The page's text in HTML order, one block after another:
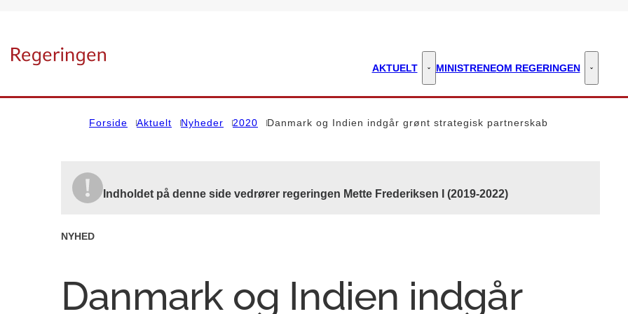
AKTUELT Aktuelt - Flere links
MINISTRENEOM REGERINGEN Om
Forside Aktuelt Nyheder 2020 Danmark og Indien indgår grønt strategisk partnerskab
Indholdet på denne side vedrører regeringen Mette Frederiksen I (2019-2022)
NYHED
Danmark og Indien indgår